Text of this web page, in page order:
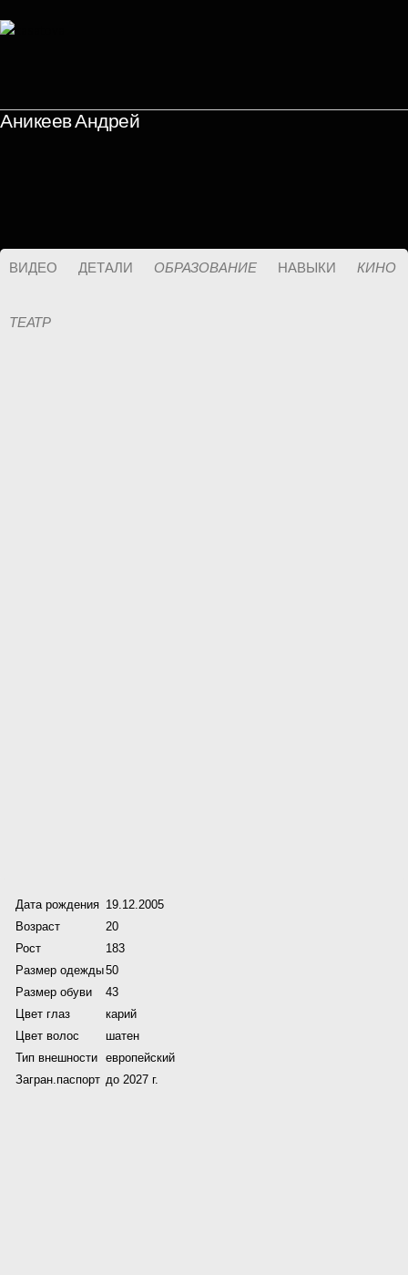
Аникеев Андрей
ВИДЕО ДЕТАЛИ ОБРАЗОВАНИЕ НАВЫКИ КИНО
ТЕАТР
Дата рождения 19.12.2005
Возраст
20
Рост
183
Размер одежды50
Размер обуви
43
Цвет глаз
карий
Цвет волос
шатен
Тип внешности европейский
Загран.паспорт до 2027 г.